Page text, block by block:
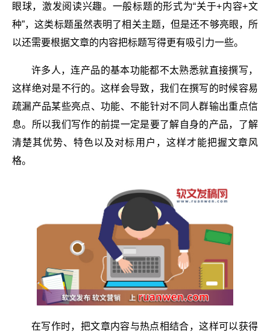
眼球，激发阅读兴趣。一般标题的形式为“关于+内容+文
种”，这类标题虽然表明了相关主题，但是还不够亮眼，所
以还需要根据文章的内容把标题写得更有吸引力一些。
许多人，连产品的基本功能都不太熟悉就直接撰写，
这样绝对是不行的。这样会导致，我们在撰写的时候容易
疏漏产品某些亮点、功能、不能针对不同人群输出重点信
息。所以我们写作的前提一定是要了解自身的产品，了解
清楚其优势、特色以及对标用户，这样才能把握文章风
格。
在写作时，把文章内容与热点相结合，这样可以获得